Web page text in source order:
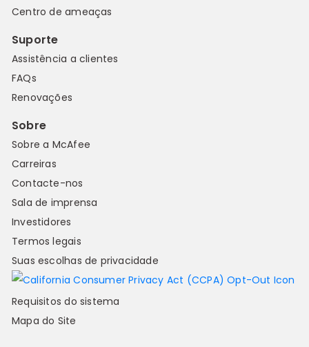
Centro de ameaças
Suporte
Assistência a clientes
FAQs
Renovações
Sobre
Sobre a McAfee
Carreiras
Contacte-nos
Sala de imprensa
Investidores
Termos legais
Suas escolhas de privacidade
Requisitos do sistema
Mapa do Site